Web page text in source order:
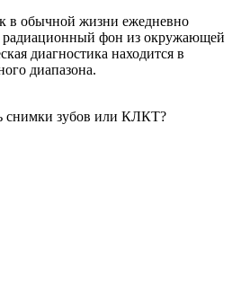
в обычной жизни ежедневно
радиационный фон из окружающей
диагностика находится в
диапазона.
снимки зубов или КЛКТ?